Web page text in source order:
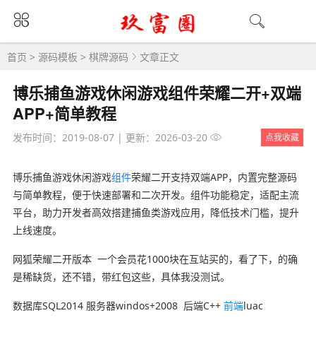
首页 > 源码模板 > 棋牌源码 文章正文
博乐捕鱼游戏休闲游戏组件荣耀二开+双端
APP+简单教程
发布时间：2019-08-07| 更新：2026-03-20 点我收藏
博乐捕鱼游戏休闲游戏组件荣耀二开支持双端APP，内置完整源码
与简单教程，便于快速部署和二次开发。组件功能稳定，适配主流
平台，助力开发者高效搭建捕鱼类游戏应用，降低技术门槛，提升
上线速度。
网狐荣耀二开版本 一个会员花1000块在互站买的，看了下，的确
是稀缺货，还不错，带红包这些，具体我没测试。
数据库SQL2014 服务器windos+2008 后端C++ 前端luac